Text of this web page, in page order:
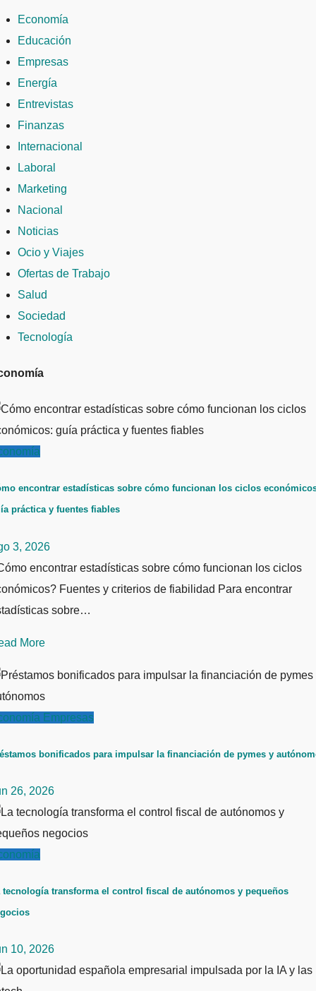
Economía
Educación
Empresas
Energía
Entrevistas
Finanzas
Internacional
Laboral
Marketing
Nacional
Noticias
Ocio y Viajes
Ofertas de Trabajo
Salud
Sociedad
Tecnología
encontrar estadísticas sobre cómo funcionan los ciclos
práctica y fuentes fiables
3, 2026
encontrar estadísticas sobre cómo funcionan los ciclos
Fuentes y criterios de fiabilidad Para encontrar
sobre…
More
Empresas
bonificados para impulsar la financiación de pymes y
26, 2026
tecnología transforma el control fiscal de autónomos y pequeños
10, 2026